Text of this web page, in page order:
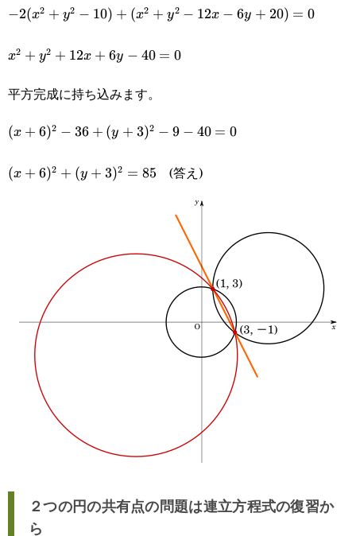
-2(x^2+y^2-
12x-
6y+20)=0
−2(x2 + y2 − 10) + (x2 + y2 − 12x − 6y + 20) = 0
x^2+y^2+12x+6y-
x2 + y2 + 12x + 6y − 40 = 0
平方完成に持ち込みます。
(x+6)^2-
(x + 6)2 − 36 + (y + 3)2 − 9 − 40 = 0
(x+6)^2+
(x + 6)2 + (y + 3)2 = 85 (答え)
２つの円の共有点の問題は連立方程式の復習か
ら